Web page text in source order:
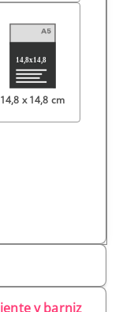
14,8 x 14,8 cm
y barniz